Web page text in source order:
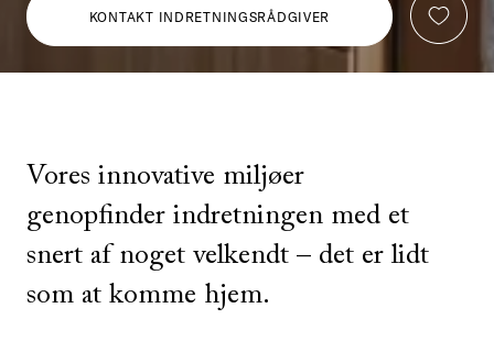
KONTAKT INDRETNINGSRÅDGIVER
Vores innovative miljøer
genopfinder indretningen med et
snert af noget velkendt – det er lidt
som at komme hjem.